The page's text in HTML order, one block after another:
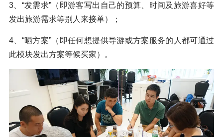
3、“发需求”（即游客写出自己的预算、时间及旅游喜好等
发出旅游需求等别人来接单）；
4、“晒方案”（即任何想提供导游或方案服务的人都可通过
此模块发出方案等候买家）。